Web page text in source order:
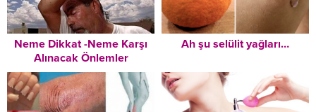
Neme Dikkat -Neme Karşı
Alınacak Önlemler
Ah şu selülit yağları…